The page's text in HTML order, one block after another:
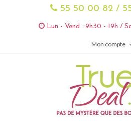
55 50 00 82 /
Lun - Vend : 9h30 - 19h /
Mon compte